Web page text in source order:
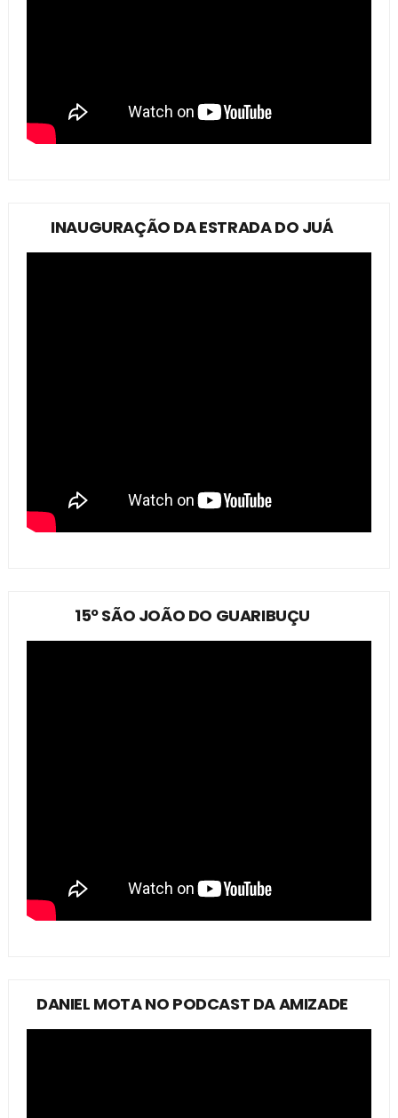
INAUGURAÇÃO DA ESTRADA DO JUÁ
15º SÃO JOÃO DO GUARIBUÇU
DANIEL MOTA NO PODCAST DA AMIZADE